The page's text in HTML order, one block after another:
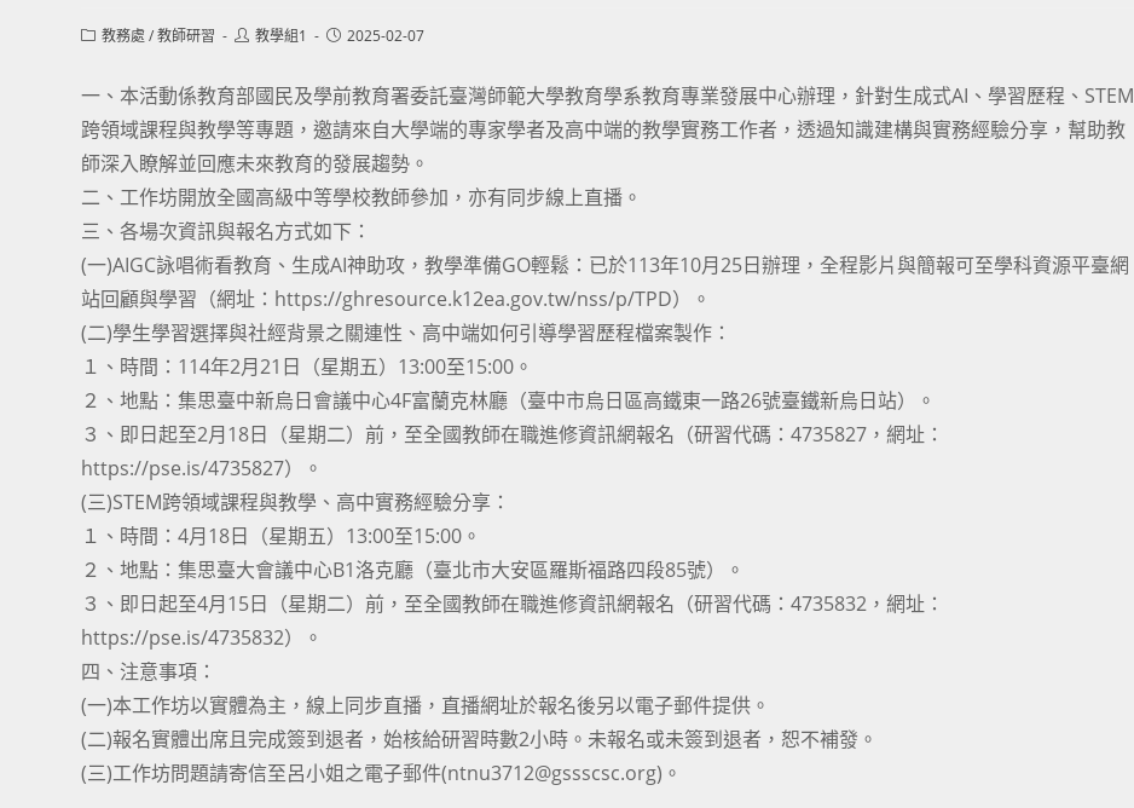
Post教務處 /教師研習
Post教學組1
Post2025-02-07
一、本活動係教育部國民及學前教育署委託臺灣師範大學教育學系教育專業發展中心辦理，針對生成式AI、學習歷程、STEM
跨領域課程與教學等專題，邀請來自大學端的專家學者及高中端的教學實務工作者，透過知識建構與實務經驗分享，幫助教
師深入瞭解並回應未來教育的發展趨勢。
二、工作坊開放全國高級中等學校教師參加，亦有同步線上直播。
三、各場次資訊與報名方式如下：
(一)AIGC詠唱術看教育、生成AI神助攻，教學準備GO輕鬆：已於113年10月25日辦理，全程影片與簡報可至學科資源平臺網
站回顧與學習（網址：https://ghresource.k12ea.gov.tw/nss/p/TPD）。
(二)學生學習選擇與社經背景之關連性、高中端如何引導學習歷程檔案製作：
１、時間：114年2月21日（星期五）13:00至15:00。
２、地點：集思臺中新烏日會議中心4F富蘭克林廳（臺中市烏日區高鐵東一路26號臺鐵新烏日站）。
３、即日起至2月18日（星期二）前，至全國教師在職進修資訊網報名（研習代碼：4735827，網址：
https://pse.is/4735827）。
(三)STEM跨領域課程與教學、高中實務經驗分享：
１、時間：4月18日（星期五）13:00至15:00。
２、地點：集思臺大會議中心B1洛克廳（臺北市大安區羅斯福路四段85號）。
３、即日起至4月15日（星期二）前，至全國教師在職進修資訊網報名（研習代碼：4735832，網址：
https://pse.is/4735832）。
四、注意事項：
(一)本工作坊以實體為主，線上同步直播，直播網址於報名後另以電子郵件提供。
(二)報名實體出席且完成簽到退者，始核給研習時數2小時。未報名或未簽到退者，恕不補發。
(三)工作坊問題請寄信至呂小姐之電子郵件(ntnu3712@gssscsc.org)。